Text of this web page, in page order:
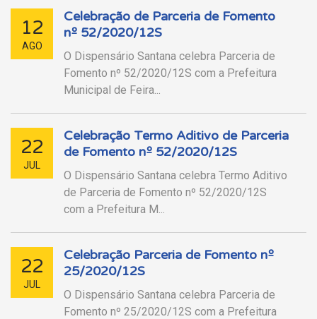
12
AGO
Celebração de Parceria de Fomento
nº 52/2020/12S
O Dispensário Santana celebra Parceria de
Fomento nº 52/2020/12S com a Prefeitura
Municipal de Feira...
22
JUL
Celebração Termo Aditivo de Parceria
de Fomento nº 52/2020/12S
O Dispensário Santana celebra Termo Aditivo
de Parceria de Fomento nº 52/2020/12S
com a Prefeitura M...
22
JUL
Celebração Parceria de Fomento nº
25/2020/12S
O Dispensário Santana celebra Parceria de
Fomento nº 25/2020/12S com a Prefeitura